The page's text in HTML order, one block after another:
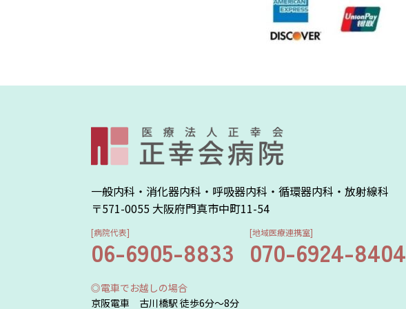
一般内科・消化器内科・呼吸器内科・循環器内科・放射線科
〒571-0055 大阪府門真市中町11-54
[病院代表]
06-6905-8833
[地域医療連携室]
070-6924-8404
◎電車でお越しの場合
京阪電車 古川橋駅 徒歩6分～8分